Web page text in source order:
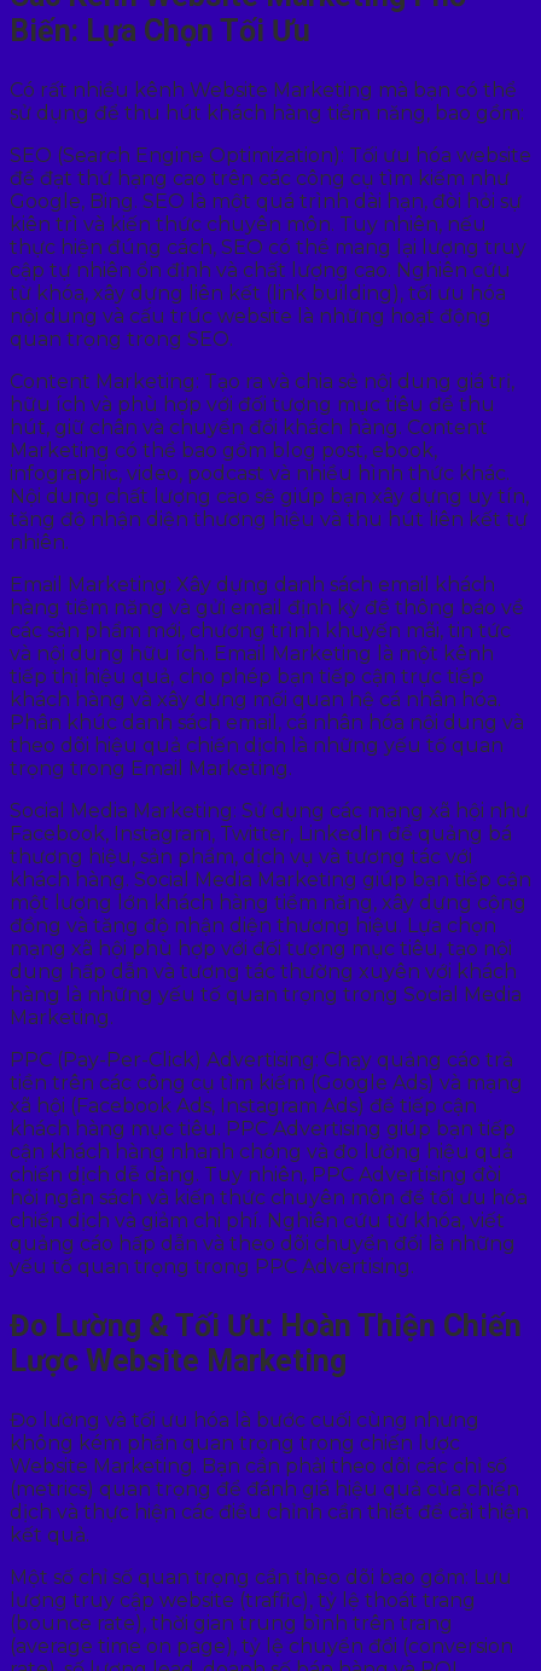
Biến: Lựa Chọn Tối Ưu
Có rất nhiều kênh Website Marketing mà bạn có thể
sử dụng để thu hút khách hàng tiềm năng, bao gồm:
SEO (Search Engine Optimization): Tối ưu hóa website
để đạt thứ hạng cao trên các công cụ tìm kiếm như
Google, Bing. SEO là một quá trình dài hạn, đòi hỏi sự
kiên trì và kiến thức chuyên môn. Tuy nhiên, nếu
thực hiện đúng cách, SEO có thể mang lại lượng truy
cập tự nhiên ổn định và chất lượng cao. Nghiên cứu
từ khóa, xây dựng liên kết (link building), tối ưu hóa
nội dung và cấu trúc website là những hoạt động
quan trọng trong SEO.
Content Marketing: Tạo ra và chia sẻ nội dung giá trị,
hữu ích và phù hợp với đối tượng mục tiêu để thu
hút, giữ chân và chuyển đổi khách hàng. Content
Marketing có thể bao gồm blog post, ebook,
infographic, video, podcast và nhiều hình thức khác.
Nội dung chất lượng cao sẽ giúp bạn xây dựng uy tín,
tăng độ nhận diện thương hiệu và thu hút liên kết tự
nhiên.
Email Marketing: Xây dựng danh sách email khách
hàng tiềm năng và gửi email định kỳ để thông báo về
các sản phẩm mới, chương trình khuyến mãi, tin tức
và nội dung hữu ích. Email Marketing là một kênh
tiếp thị hiệu quả, cho phép bạn tiếp cận trực tiếp
khách hàng và xây dựng mối quan hệ cá nhân hóa.
Phân khúc danh sách email, cá nhân hóa nội dung và
theo dõi hiệu quả chiến dịch là những yếu tố quan
trọng trong Email Marketing.
Social Media Marketing: Sử dụng các mạng xã hội như
Facebook, Instagram, Twitter, LinkedIn để quảng bá
thương hiệu, sản phẩm, dịch vụ và tương tác với
khách hàng. Social Media Marketing giúp bạn tiếp cận
một lượng lớn khách hàng tiềm năng, xây dựng cộng
đồng và tăng độ nhận diện thương hiệu. Lựa chọn
mạng xã hội phù hợp với đối tượng mục tiêu, tạo nội
dung hấp dẫn và tương tác thường xuyên với khách
hàng là những yếu tố quan trọng trong Social Media
Marketing.
PPC (Pay-Per-Click) Advertising: Chạy quảng cáo trả
tiền trên các công cụ tìm kiếm (Google Ads) và mạng
xã hội (Facebook Ads, Instagram Ads) để tiếp cận
khách hàng mục tiêu. PPC Advertising giúp bạn tiếp
cận khách hàng nhanh chóng và đo lường hiệu quả
chiến dịch dễ dàng. Tuy nhiên, PPC Advertising đòi
hỏi ngân sách và kiến thức chuyên môn để tối ưu hóa
chiến dịch và giảm chi phí. Nghiên cứu từ khóa, viết
quảng cáo hấp dẫn và theo dõi chuyển đổi là những
yếu tố quan trọng trong PPC Advertising.
Đo Lường & Tối Ưu: Hoàn Thiện Chiến
Lược Website Marketing
Đo lường và tối ưu hóa là bước cuối cùng nhưng
không kém phần quan trọng trong chiến lược
Website Marketing. Bạn cần phải theo dõi các chỉ số
(metrics) quan trọng để đánh giá hiệu quả của chiến
dịch và thực hiện các điều chỉnh cần thiết để cải thiện
kết quả.
Một số chỉ số quan trọng cần theo dõi bao gồm: Lưu
lượng truy cập website (traffic), tỷ lệ thoát trang
(bounce rate), thời gian trung bình trên trang
(average time on page), tỷ lệ chuyển đổi (conversion